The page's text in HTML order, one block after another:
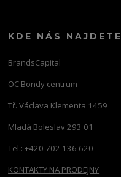
KDE NÁS NAJDETE
BrandsCapital
OC Bondy centrum
Tř. Václava Klementa 1459
Mladá Boleslav 293 01
Tel.: +420 702 136 620
KONTAKTY NA PRODEJNY